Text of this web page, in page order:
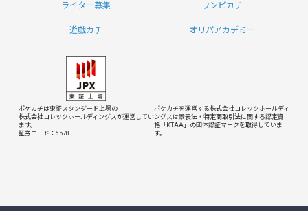
ライター募集 ワンピカチ
遊戯カチ オリパアカデミー
ポケカチは東証スタンダード上場の
株式会社コレックホールディングスが運営してい
ます。
証券コード：6578
ポケカチを運営する株式会社コレックホールディ
ングスは景表法・特定商取引法に関する認定資
格「KTAA」の団体認証マークを取得していま
す。